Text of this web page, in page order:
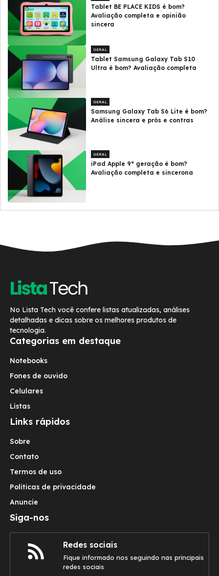
Tablet BE PLACE KIDS é bom?
Avaliação completa e opinião
sincera
GERAL
Tablet Samsung Galaxy Tab S10
Ultra é bom? Avaliação completa
GERAL
Samsung Galaxy Tab S6 Lite é bom?
Análise sincera e prós e contras
GERAL
iPad Apple 9ª geração é bom?
Avaliação completa e sincerona
No Lista Tech você confere listas atualizadas, análises
detalhadas e dicas sobre os melhores produtos de
tecnologia.
Categorias em destaque
Notebooks
Fones de ouvido
Celulares
Listas
Links rápidos
Sobre
Contato
Termos de uso
Politicas de privacidade
Anuncie
Siga-nos
Redes sociais
Fique informado nos seguindo nas principais
redes sociais